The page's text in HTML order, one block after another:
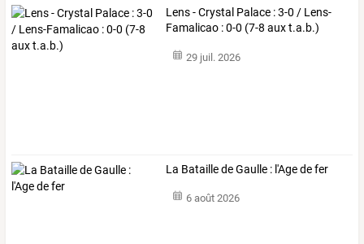
Lens - Crystal Palace : 3-0 / Lens-
Famalicao : 0-0 (7-8 aux t.a.b.)
29 juil. 2026
La Bataille de Gaulle : l'Age de fer
6 août 2026